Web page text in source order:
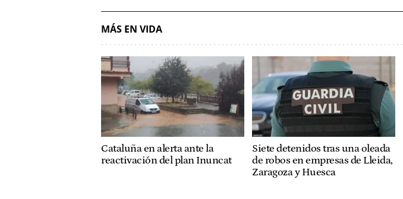
MÁS EN VIDA
Cataluña en alerta ante la
reactivación del plan Inuncat
Siete detenidos tras una oleada
de robos en empresas de Lleida,
Zaragoza y Huesca